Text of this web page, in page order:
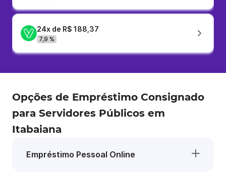
24x de R$ 188,37
7,9 %
Opções de Empréstimo Consignado
para Servidores Públicos em
Itabaiana
Empréstimo Pessoal Online